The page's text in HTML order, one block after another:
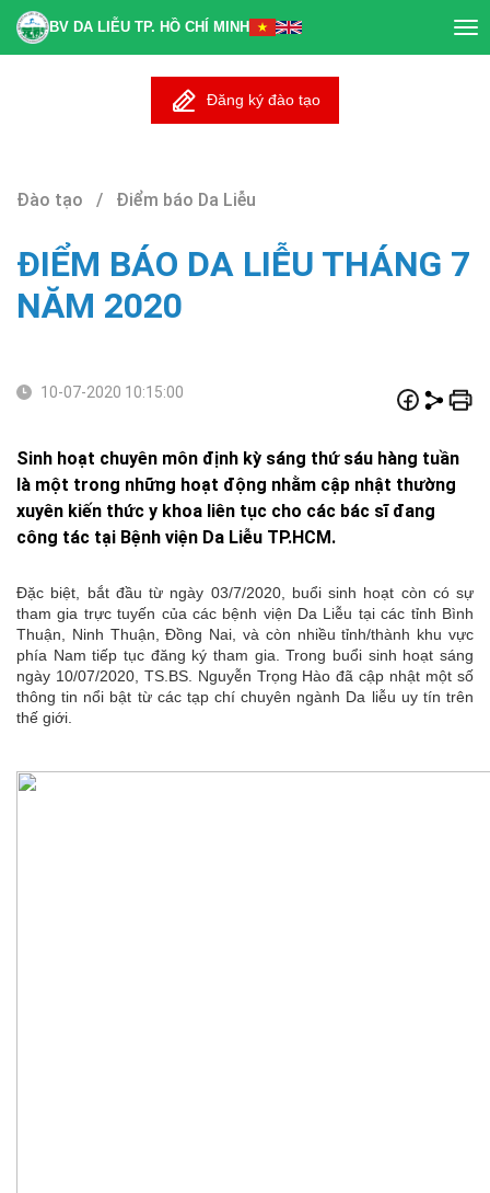
BV DA LIỄU TP. HỒ CHÍ MINH
Đăng ký đào tạo
Đào tạo / Điểm báo Da Liễu
ĐIỂM BÁO DA LIỄU THÁNG 7
NĂM 2020
10-07-2020 10:15:00
Sinh hoạt chuyên môn định kỳ sáng thứ sáu hàng tuần
là một trong những hoạt động nhằm cập nhật thường
xuyên kiến thức y khoa liên tục cho các bác sĩ đang
công tác tại Bệnh viện Da Liễu TP.HCM.
Đặc biệt, bắt đầu từ ngày 03/7/2020, buổi sinh hoạt còn có sự
tham gia trực tuyến của các bệnh viện Da Liễu tại các tỉnh Bình
Thuận, Ninh Thuận, Đồng Nai, và còn nhiều tỉnh/thành khu vực
phía Nam tiếp tục đăng ký tham gia. Trong buổi sinh hoạt sáng
ngày 10/07/2020, TS.BS. Nguyễn Trọng Hào đã cập nhật một số
thông tin nổi bật từ các tạp chí chuyên ngành Da liễu uy tín trên
thế giới.